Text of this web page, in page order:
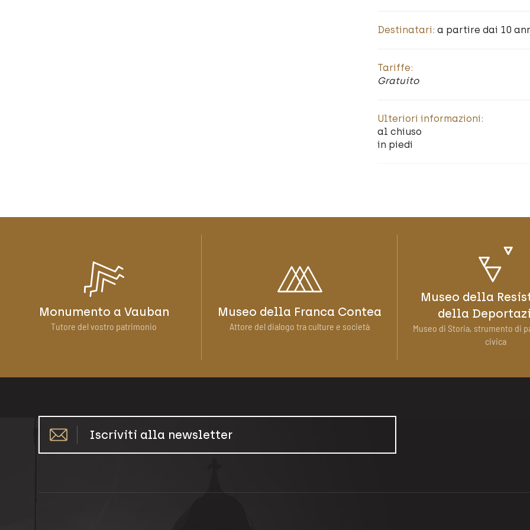
Destinatari: a partire dai 10
Tariffe:
Gratuito
Ulteriori informazioni:
al chiuso
in piedi
Monumento a Vauban
Tutore del vostro patrimonio
Museo della Franca Contea
Attore del dialogo tra culture e società
Museo della
della
Museo di Storia, strumento di
civica
Iscriviti alla newsletter